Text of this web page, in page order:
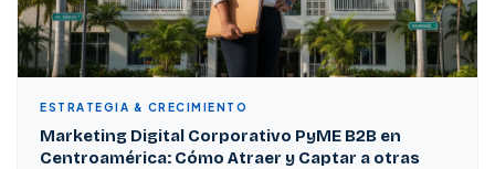
ESTRATEGIA & CRECIMIENTO
Marketing Digital Corporativo PyME B2B en
Centroamérica: Cómo Atraer y Captar a otras